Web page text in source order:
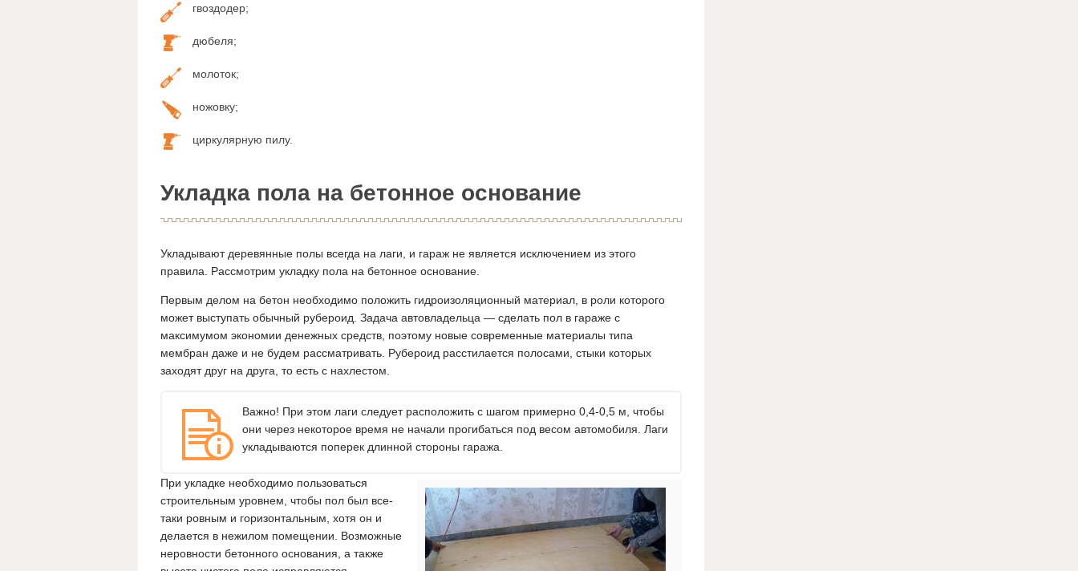
гвоздодер;
дюбеля;
молоток;
ножовку;
циркулярную пилу.
Укладка пола на бетонное основание
Укладывают деревянные полы всегда на лаги, и гараж не является исключением из этого
правила. Рассмотрим укладку пола на бетонное основание.
Первым делом на бетон необходимо положить гидроизоляционный материал, в роли которого
может выступать обычный рубероид. Задача автовладельца — сделать пол в гараже с
максимумом экономии денежных средств, поэтому новые современные материалы типа
мембран даже и не будем рассматривать. Рубероид расстилается полосами, стыки которых
заходят друг на друга, то есть с нахлестом.
Важно! При этом лаги следует расположить с шагом примерно 0,4-0,5 м, чтобы
они через некоторое время не начали прогибаться под весом автомобиля. Лаги
укладываются поперек длинной стороны гаража.
При укладке необходимо пользоваться
строительным уровнем, чтобы пол был все-
таки ровным и горизонтальным, хотя он и
делается в нежилом помещении. Возможные
неровности бетонного основания, а также